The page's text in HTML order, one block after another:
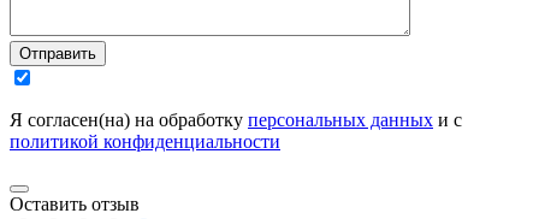
Отправить
Я согласен(на) на обработку персональных данных и с
политикой конфиденциальности
Оставить отзыв